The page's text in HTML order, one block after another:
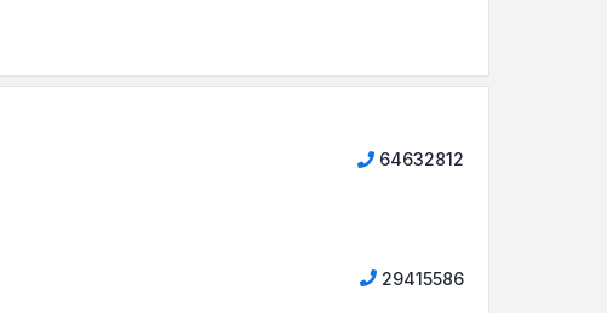
64632812
29415586